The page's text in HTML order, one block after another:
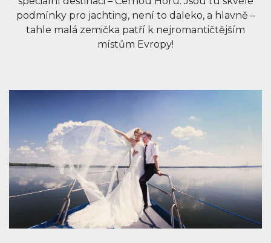
podmínky pro jachting, není to daleko, a hlavně –
tahle malá zemička patří k nejromantičtějším
místům Evropy!